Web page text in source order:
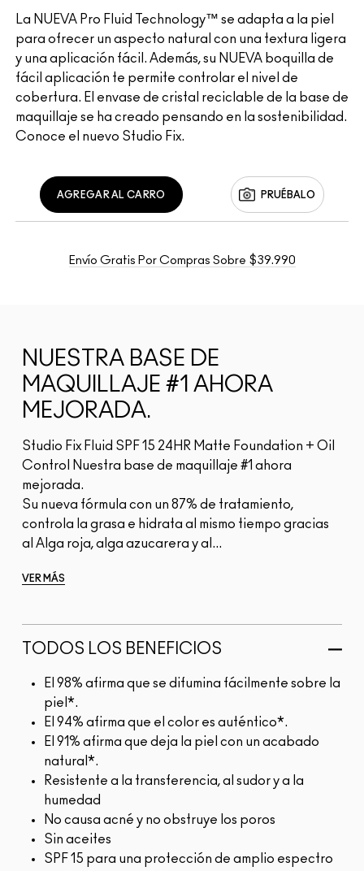
La NUEVA Pro Fluid Technology™ se adapta a la piel
para ofrecer un aspecto natural con una textura ligera
y una aplicación fácil. Además, su NUEVA boquilla de
fácil aplicación te permite controlar el nivel de
cobertura. El envase de cristal reciclable de la base de
maquillaje se ha creado pensando en la sostenibilidad.
Conoce el nuevo Studio Fix.
PRUÉBALO
AGREGAR AL CARRO
Envío Gratis Por Compras Sobre $39.990
NUESTRA BASE DE
MAQUILLAJE #1 AHORA
MEJORADA.
Studio Fix Fluid SPF 15 24HR Matte Foundation + Oil
Control Nuestra base de maquillaje #1 ahora
mejorada.
Su nueva fórmula con un 87% de tratamiento,
controla la grasa e hidrata al mismo tiempo gracias
al Alga roja, alga azucarera y al...
VER MÁS
TODOS LOS BENEFICIOS
El 98% afirma que se difumina fácilmente sobre la
piel*.
El 94% afirma que el color es auténtico*.
El 91% afirma que deja la piel con un acabado
natural*.
Resistente a la transferencia, al sudor y a la
humedad
No causa acné y no obstruye los poros
Sin aceites
SPF 15 para una protección de amplio espectro